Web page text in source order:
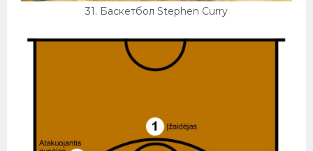
31. Баскетбол Stephen Curry